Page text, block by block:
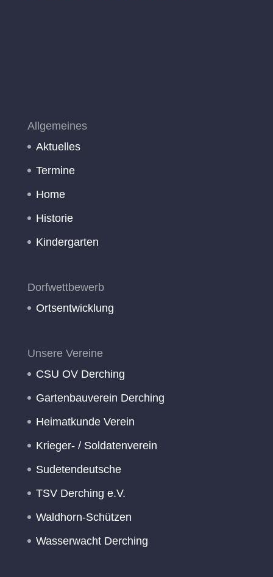
Allgemeines
Aktuelles
Termine
Home
Historie
Kindergarten
Dorfwettbewerb
Ortsentwicklung
Unsere Vereine
CSU OV Derching
Gartenbauverein Derching
Heimatkunde Verein
Krieger- / Soldatenverein
Sudetendeutsche
TSV Derching e.V.
Waldhorn-Schützen
Wasserwacht Derching